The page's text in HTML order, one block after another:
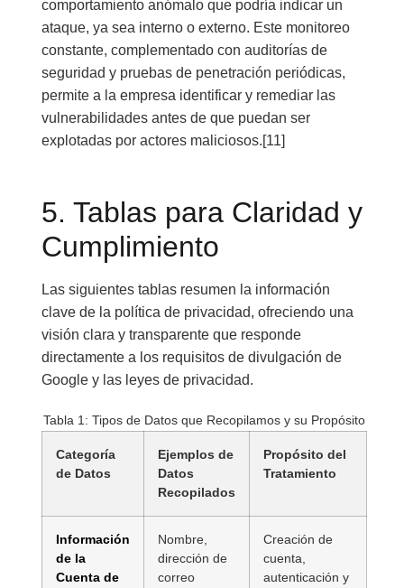
comportamiento anómalo que podría indicar un
ataque, ya sea interno o externo. Este monitoreo
constante, complementado con auditorías de
seguridad y pruebas de penetración periódicas,
permite a la empresa identificar y remediar las
vulnerabilidades antes de que puedan ser
explotadas por actores maliciosos.[11]
5. Tablas para Claridad y
Cumplimiento
Las siguientes tablas resumen la información
clave de la política de privacidad, ofreciendo una
visión clara y transparente que responde
directamente a los requisitos de divulgación de
Google y las leyes de privacidad.
Tabla 1: Tipos de Datos que Recopilamos y su Propósito
Categoría
de Datos
Ejemplos de
Datos
Recopilados
Propósito del
Tratamiento
Información
de la
Cuenta de
Nombre,
dirección de
correo
Creación de
cuenta,
autenticación y